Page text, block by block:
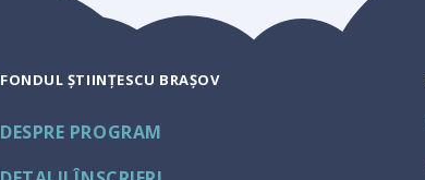
FONDUL ȘTIINȚESCU BRAȘOV
DESPRE PROGRAM